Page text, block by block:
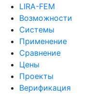
LIRA-FEM
Возможности
Cистемы
Применение
Сравнение
Цены
Проекты
Верификация